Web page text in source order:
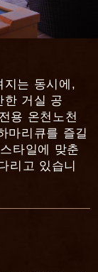
지는 동시에,
한 거실 공
용 온천노천
마리큐를 즐길
타일에 맞춘
리고 있습니